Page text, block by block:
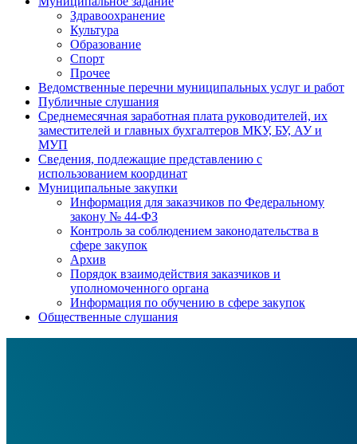
Здравоохранение
Культура
Образование
Спорт
Прочее
Ведомственные перечни муниципальных услуг и работ
Публичные слушания
Среднемесячная заработная плата руководителей, их
заместителей и главных бухгалтеров МКУ, БУ, АУ и
МУП
Сведения, подлежащие представлению с
использованием координат
Муниципальные закупки
Информация для заказчиков по Федеральному
закону № 44-ФЗ
Контроль за соблюдением законодательства в
сфере закупок
Архив
Порядок взаимодействия заказчиков и
уполномоченного органа
Информация по обучению в сфере закупок
Общественные слушания